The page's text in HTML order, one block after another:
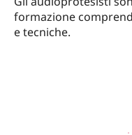
formazione
e tecniche.